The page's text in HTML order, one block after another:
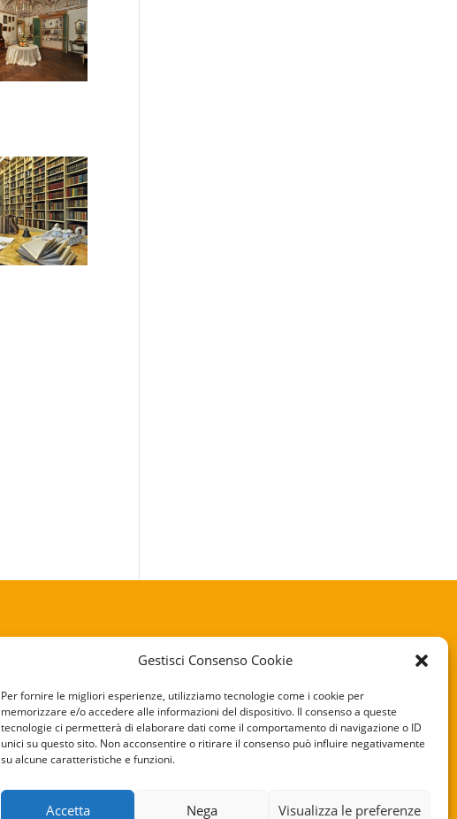
Gestisci Consenso Cookie
Per fornire le migliori esperienze, utilizziamo tecnologie come i cookie per
memorizzare e/o accedere alle informazioni del dispositivo. Il consenso a queste
tecnologie ci permetterà di elaborare dati come il comportamento di navigazione o ID
unici su questo sito. Non acconsentire o ritirare il consenso può influire negativamente
su alcune caratteristiche e funzioni.
Accetta Nega Visualizza le preferenze
PRIVACY POLICY